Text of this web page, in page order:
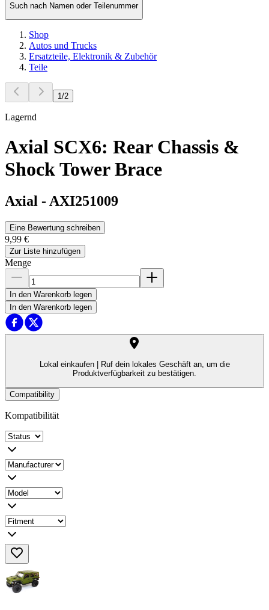
Such nach Namen oder Teilenummer
Shop
Autos und Trucks
Ersatzteile, Elektronik & Zubehör
Teile
1/2
Lagernd
Axial SCX6: Rear Chassis &
Shock Tower Brace
Axial - AXI251009
Eine Bewertung schreiben
9,99 €
Zur Liste hinzufügen
Menge
In den Warenkorb legen
In den Warenkorb legen
Lokal einkaufen |
Ruf dein lokales Geschäft an, um die
Produktverfügbarkeit zu bestätigen.
Compatibility
Kompatibilität